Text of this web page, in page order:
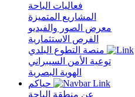
فعاليات الباحة
المشاريع المتميزة
معرض الصور والفيديو
الفرص الاستثمارية
منصة التطوع البلدي
توعية الأمن السيبراني
الهوية البصرية
عن منطقة الباحة